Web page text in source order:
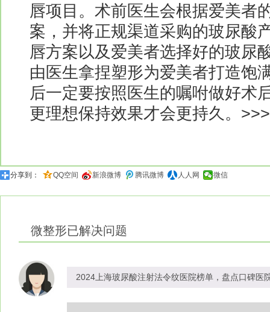
唇项目。术前医生会根据爱美者
案，并将正规渠道采购的玻尿酸
唇方案以及爱美者选择好的玻尿
由医生拿捏塑形为爱美者打造饱
后一定要按照医生的嘱咐做好术
更理想保持效果才会更持久。
分享到： QQ空间 新浪微博 腾讯微博 人人网 微信
微整形已解决问题
2024上海玻尿酸注射法令纹医院榜单，盘点口碑医